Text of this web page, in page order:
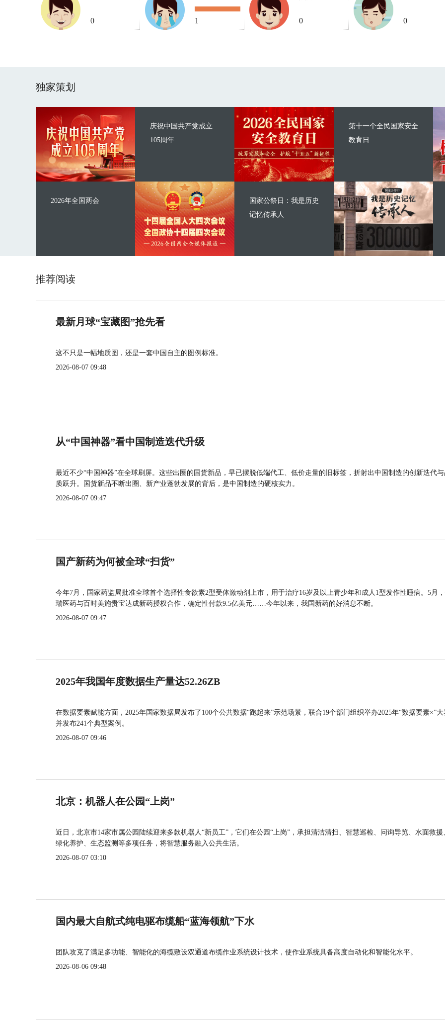
0 1 0 0
独家策划
庆祝中国共产党成立
105周年
2026年全国两会
第十一个全民国家安全
教育日
国家公祭日：我是历史
记忆传承人
推荐阅读
最新月球“宝藏图”抢先看
这不只是一幅地质图，还是一套中国自主的图例标准。
2026-08-07 09:48
从“中国神器”看中国制造迭代升级
最近不少“中国神器”在全球刷屏。这些出圈的国货新品，早已摆脱低端代工、低价走量的旧标签，折射出中国制造的创新迭代
质跃升。国货新品不断出圈、新产业蓬勃发展的背后，是中国制造的硬核实力。
2026-08-07 09:47
国产新药为何被全球“扫货”
今年7月，国家药监局批准全球首个选择性食欲素2型受体激动剂上市，用于治疗16岁及以上青少年和成人1型发作性睡病。5月
瑞医药与百时美施贵宝达成新药授权合作，确定性付款9.5亿美元……今年以来，我国新药的好消息不断。
2026-08-07 09:47
2025年我国年度数据生产量达52.26ZB
在数据要素赋能方面，2025年国家数据局发布了100个公共数据“跑起来”示范场景，联合19个部门组织举办2025年“数据要素×”大
并发布241个典型案例。
2026-08-07 09:46
北京：机器人在公园“上岗”
近日，北京市14家市属公园陆续迎来多款机器人“新员工”，它们在公园“上岗”，承担清洁清扫、智慧巡检、问询导览、水面救援
绿化养护、生态监测等多项任务，将智慧服务融入公共生活。
2026-08-07 03:10
国内最大自航式纯电驱布缆船“蓝海领航”下水
团队攻克了满足多功能、智能化的海缆敷设双通道布缆作业系统设计技术，使作业系统具备高度自动化和智能化水平。
2026-08-06 09:48